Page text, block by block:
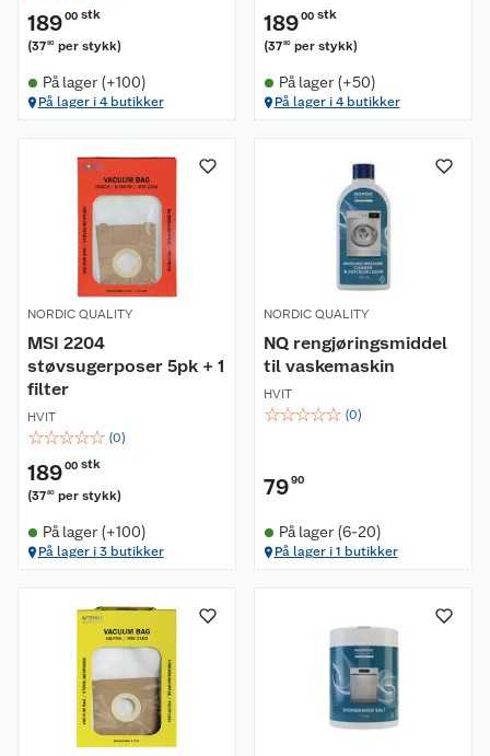
18900 stk
(3780 per stykk)
På lager (+100)
På lager i 4 butikker
18900 stk
(3780 per stykk)
På lager (+50)
På lager i 4 butikker
NORDIC QUALITY
MSI 2204
støvsugerposer 5pk + 1
filter
HVIT
☆☆☆☆☆ (0)
18900 stk
(3780 per stykk)
På lager (+100)
På lager i 3 butikker
NORDIC QUALITY
NQ rengjøringsmiddel
til vaskemaskin
HVIT
☆☆☆☆☆ (0)
7990
På lager (6-20)
På lager i 1 butikker